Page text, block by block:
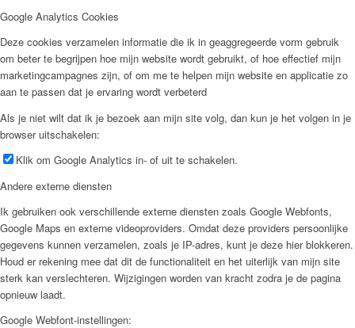
Google Analytics Cookies
Deze cookies verzamelen informatie die ik in geaggregeerde vorm gebruik
om beter te begrijpen hoe mijn website wordt gebruikt, of hoe effectief mijn
marketingcampagnes zijn, of om me te helpen mijn website en applicatie zo
aan te passen dat je ervaring wordt verbeterd
Als je niet wilt dat ik je bezoek aan mijn site volg, dan kun je het volgen in je
browser uitschakelen:
Klik om Google Analytics in- of uit te schakelen.
Andere externe diensten
Ik gebruiken ook verschillende externe diensten zoals Google Webfonts,
Google Maps en externe videoproviders. Omdat deze providers persoonlijke
gegevens kunnen verzamelen, zoals je IP-adres, kunt je deze hier blokkeren.
Houd er rekening mee dat dit de functionaliteit en het uiterlijk van mijn site
sterk kan verslechteren. Wijzigingen worden van kracht zodra je de pagina
opnieuw laadt.
Google Webfont-instellingen: